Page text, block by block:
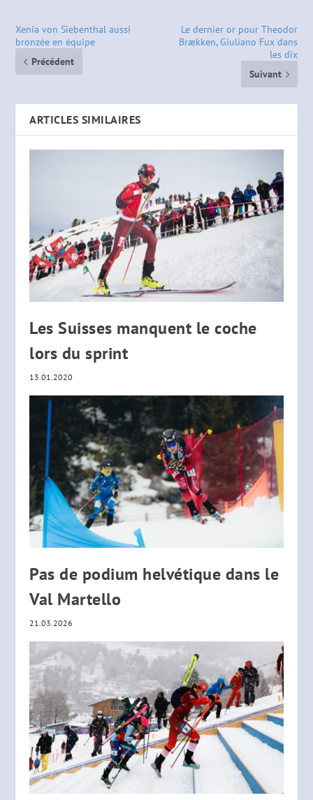
Xenia von Siebenthal aussi
bronzée en équipe
Précédent
Le dernier or pour Theodor
Brækken, Giuliano Fux dans
les dix
Suivant
ARTICLES SIMILAIRES
Les Suisses manquent le coche
lors du sprint
13.01.2020
Pas de podium helvétique dans le
Val Martello
21.03.2026